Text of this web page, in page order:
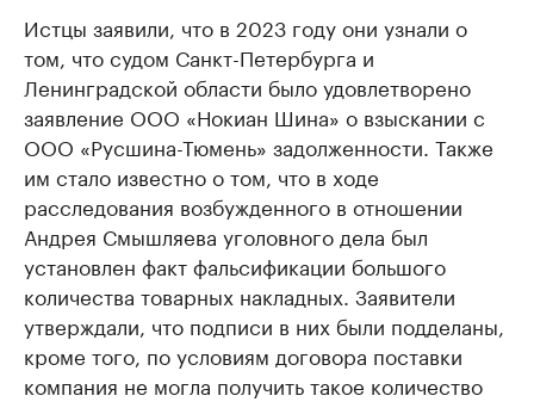
Истцы заявили, что в 2023 году они узнали о
том, что судом Санкт-Петербурга и
Ленинградской области было удовлетворено
заявление ООО «Нокиан Шина» о взыскании с
ООО «Русшина-Тюмень» задолженности. Также
им стало известно о том, что в ходе
расследования возбужденного в отношении
Андрея Смышляева уголовного дела был
установлен факт фальсификации большого
количества товарных накладных. Заявители
утверждали, что подписи в них были подделаны,
кроме того, по условиям договора поставки
компания не могла получить такое количество